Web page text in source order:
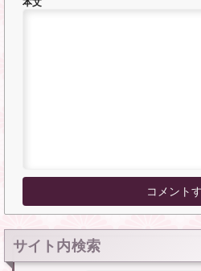
本文
サイト内検索